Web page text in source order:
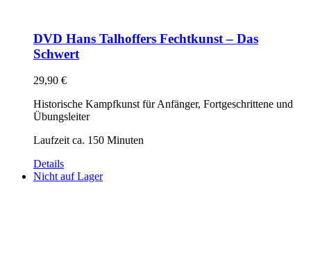
DVD Hans Talhoffers Fechtkunst – Das
Schwert
29,90 €
Historische Kampfkunst für Anfänger, Fortgeschrittene und
Übungsleiter
Laufzeit ca. 150 Minuten
Details
Nicht auf Lager